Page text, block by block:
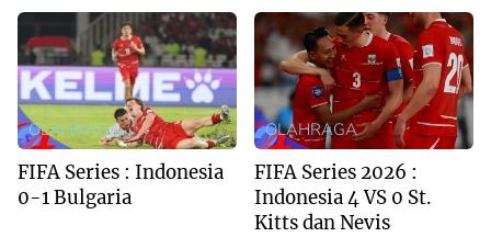
Deli Serdang 2026
OLAHRAGA
FIFA Series : Indonesia
0-1 Bulgaria
OLAHRAGA
FIFA Series 2026 :
Indonesia 4 VS 0 St.
Kitts dan Nevis